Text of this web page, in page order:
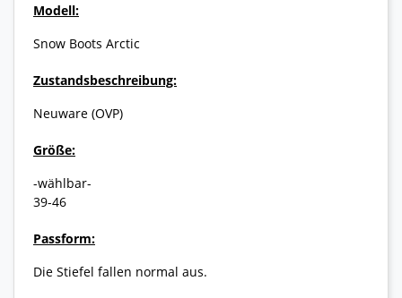
Modell:
Snow Boots Arctic
Zustandsbeschreibung:
Neuware (OVP)
Größe:
-wählbar-
39-46
Passform:
Die Stiefel fallen normal aus.